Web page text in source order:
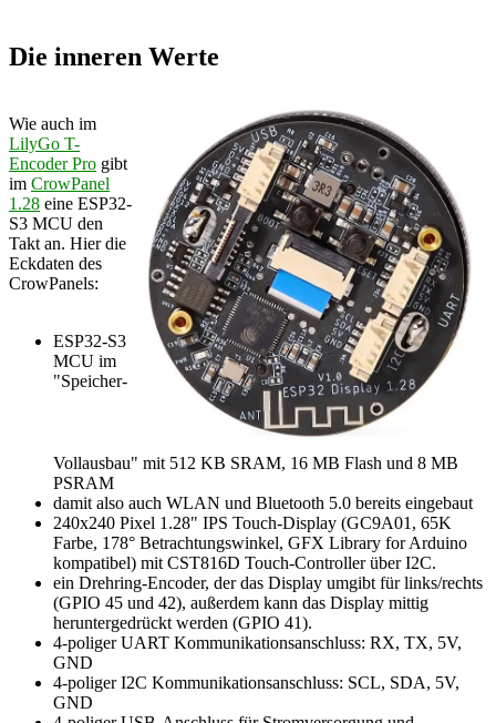
Die inneren Werte
Wie auch im
LilyGo T-
Encoder Pro gibt
im CrowPanel
1.28 eine ESP32-
S3 MCU den
Takt an. Hier die
Eckdaten des
CrowPanels:
ESP32-S3
MCU im
"Speicher-
Vollausbau" mit 512 KB SRAM, 16 MB Flash und 8 MB
PSRAM
damit also auch WLAN und Bluetooth 5.0 bereits eingebaut
240x240 Pixel 1.28" IPS Touch-Display (GC9A01, 65K
Farbe, 178° Betrachtungswinkel, GFX Library for Arduino
kompatibel) mit CST816D Touch-Controller über I2C.
ein Drehring-Encoder, der das Display umgibt für links/rechts
(GPIO 45 und 42), außerdem kann das Display mittig
heruntergedrückt werden (GPIO 41).
4-poliger UART Kommunikationsanschluss: RX, TX, 5V,
GND
4-poliger I2C Kommunikationsanschluss: SCL, SDA, 5V,
GND